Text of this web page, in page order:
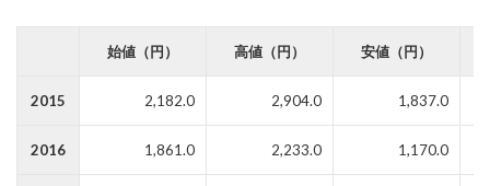
始値（円） 高値（円） 安値（円）
2015 2,182.0 2,904.0 1,837.0
2016 1,861.0 2,233.0 1,170.0